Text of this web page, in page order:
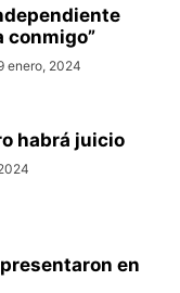
conmigo”
enero, 2024
habrá juicio
en